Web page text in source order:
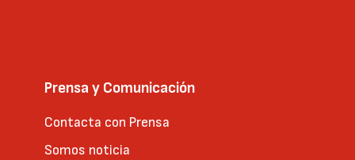
Prensa y Comunicación
Contacta con Prensa
Somos noticia